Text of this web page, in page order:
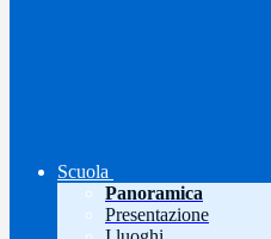
Scuola
Panoramica
Presentazione